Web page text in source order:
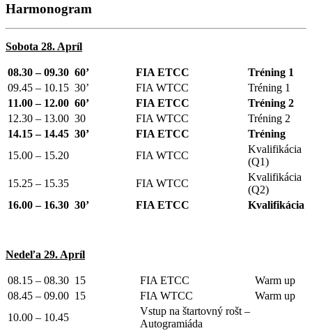
Harmonogram
Sobota 28. Apríl
08.30 – 09.30 60’ FIA ETCC
Tréning 1
09.45 – 10.15 30’
FIA WTCC
Tréning 1
11.00 – 12.00 60’
FIA ETCC
Tréning 2
12.30 – 13.00 30
FIA WTCC
Tréning 2
14.15 – 14.45 30’
FIA ETCC
Tréning
15.00 – 15.20
FIA WTCC
Kvalifikácia
(Q1)
15.25 – 15.35
FIA WTCC
Kvalifikácia
(Q2)
16.00 – 16.30 30’
FIA ETCC Kvalifikácia
Nedeľa 29. Apríl
08.15 – 08.30 15 FIA ETCC
Warm up
08.45 – 09.00 15
FIA WTCC
Warm up
10.00 – 10.45
Vstup na štartovný rošt –
Autogramiáda